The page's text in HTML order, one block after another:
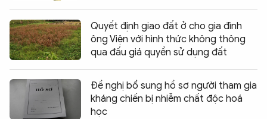
Quyết định giao đất ở cho gia đình
ông Viện với hình thức không thông
qua đấu giá quyền sử dụng đất
Đề nghị bổ sung hồ sơ người tham gia
kháng chiến bị nhiễm chất độc hoá
học